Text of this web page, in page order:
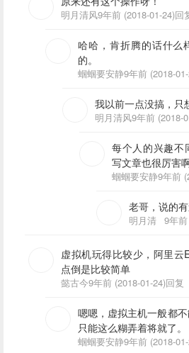
明月清风9年前 (2018-01-24)回
哈哈，肯折腾的话什么
的。
蝈蝈要安静9年前 (2018-
我以前一点没搞，只
明月清风9年前 (2018-
每个人的兴趣不
写文章也很厉害啊
蝈蝈要安静9年前
老哥，说的
明月清 9年
虚拟机玩得比较少，阿里云
点倒是比较简单
懿古今9年前 (2018-01-24)回复
嗯嗯，虚拟主机一般都不
只能这么糊弄着将就了。
蝈蝈要安静9年前 (2018-